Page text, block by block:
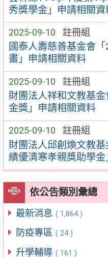
秀獎學金」申請相關資
2025-09-10 註冊組
國泰人壽慈善基金會
畫」申請相關資料
2025-09-10 註冊組
財團法人祥和文教基
金獎」申請相關資料
2025-09-10 註冊組
財團法人邱創煥文教基
績優清寒孝親獎助學
依公告類別彙總
最新消息 ( 1,864 )
防疫專區 ( 24 )
升學輔導 ( 161 )